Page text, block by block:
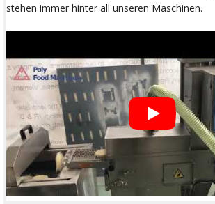
stehen immer hinter all unseren Maschinen.